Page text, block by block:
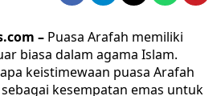
– Puasa Arafah memiliki
biasa dalam agama Islam.
keistimewaan puasa Arafah
kesempatan emas untuk